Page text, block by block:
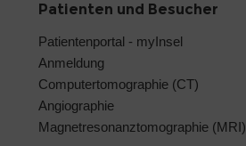
Patienten und Besucher
Patientenportal - myInsel
Anmeldung
Computertomographie (CT)
Angiographie
Magnetresonanztomographie (MRI)